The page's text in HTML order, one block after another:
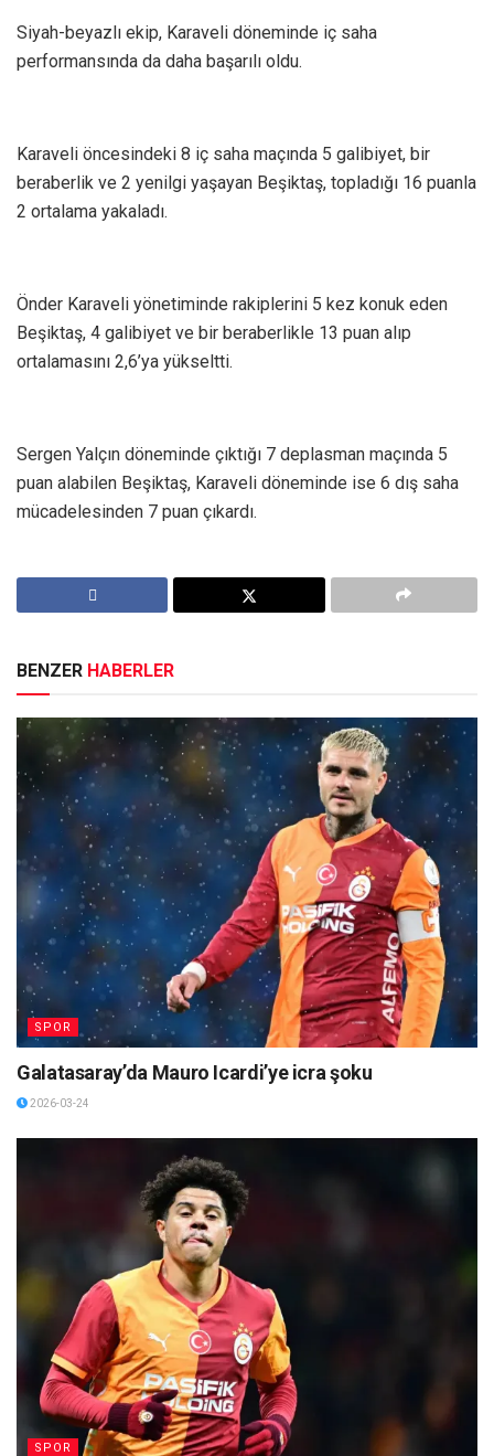
Siyah-beyazlı ekip, Karaveli döneminde iç saha
performansında da daha başarılı oldu.
Karaveli öncesindeki 8 iç saha maçında 5 galibiyet, bir
beraberlik ve 2 yenilgi yaşayan Beşiktaş, topladığı 16 puanla
2 ortalama yakaladı.
Önder Karaveli yönetiminde rakiplerini 5 kez konuk eden
Beşiktaş, 4 galibiyet ve bir beraberlikle 13 puan alıp
ortalamasını 2,6’ya yükseltti.
Sergen Yalçın döneminde çıktığı 7 deplasman maçında 5
puan alabilen Beşiktaş, Karaveli döneminde ise 6 dış saha
mücadelesinden 7 puan çıkardı.
BENZER HABERLER
SPOR
Galatasaray’da Mauro Icardi’ye icra şoku
2026-03-24
SPOR